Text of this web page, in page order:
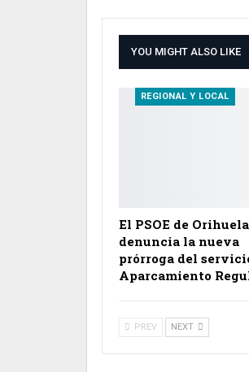
YOU MIGHT ALSO LIKE
REGIONAL Y LOCAL
El PSOE de Orihuela
denuncia la nueva
prórroga del
Aparcamiento
PREV NEXT